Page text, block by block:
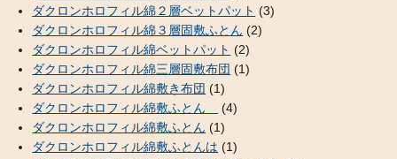
ダクロンホロフィル綿２層ベットパット (3)
ダクロンホロフィル綿３層固敷ふとん (2)
ダクロンホロフィル綿ベットパット (2)
ダクロンホロフィル綿三層固敷布団 (1)
ダクロンホロフィル綿敷き布団 (1)
ダクロンホロフィル綿敷ふとん
(4)
ダクロンホロフィル綿敷ふとん (1)
ダクロンホロフィル綿敷ふとんは (1)